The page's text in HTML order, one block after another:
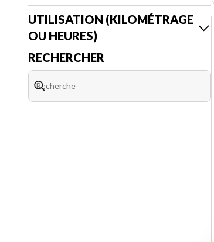
UTILISATION (KILOMÉTRAGE
OU HEURES)
RECHERCHER